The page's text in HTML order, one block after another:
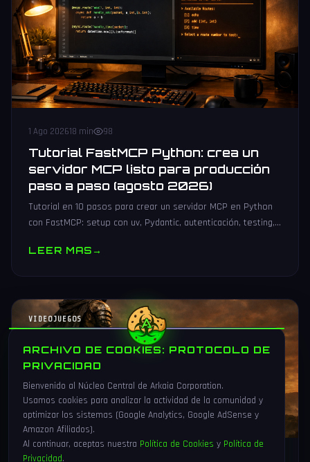
1 Ago 202618 min 98
Tutorial FastMCP Python: crea un
servidor MCP listo para producción
paso a paso (agosto 2026)
Tutorial en 10 pasos para crear un servidor MCP en Python
con FastMCP: setup con uv, Pydantic, autenticación, testing,
LEER MAS→
VIDEOJUEGOS
ARCHIVO DE COOKIES: PROTOCOLO DE
PRIVACIDAD
Bienvenido al Núcleo Central de Arkaia Corporation.
Usamos cookies para analizar la actividad de la comunidad y
optimizar los sistemas (Google Analytics, Google AdSense y
Amazon Afiliados).
Al continuar, aceptas nuestra Política de Cookies y Política de
Privacidad.